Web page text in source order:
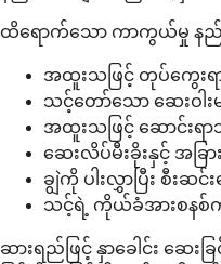
ထိရောက်သော ကာကွယ်မှု နည်း
အထူးသဖြင့် တုပ်ကွေးရ
သင့်တော်သော ဆေးဝါးမ
အထူးသဖြင့် ဆောင်းရ
ဆေးလိပ်မီးခိုးနှင့် အခြ
ချွဲကို ပါးလွှာပြီး စီးဆ
သင့်ရဲ့ ကိုယ်ခံအားစနစ်
ဆားရည်ဖြင့် နှာခေါင်း ဆေ